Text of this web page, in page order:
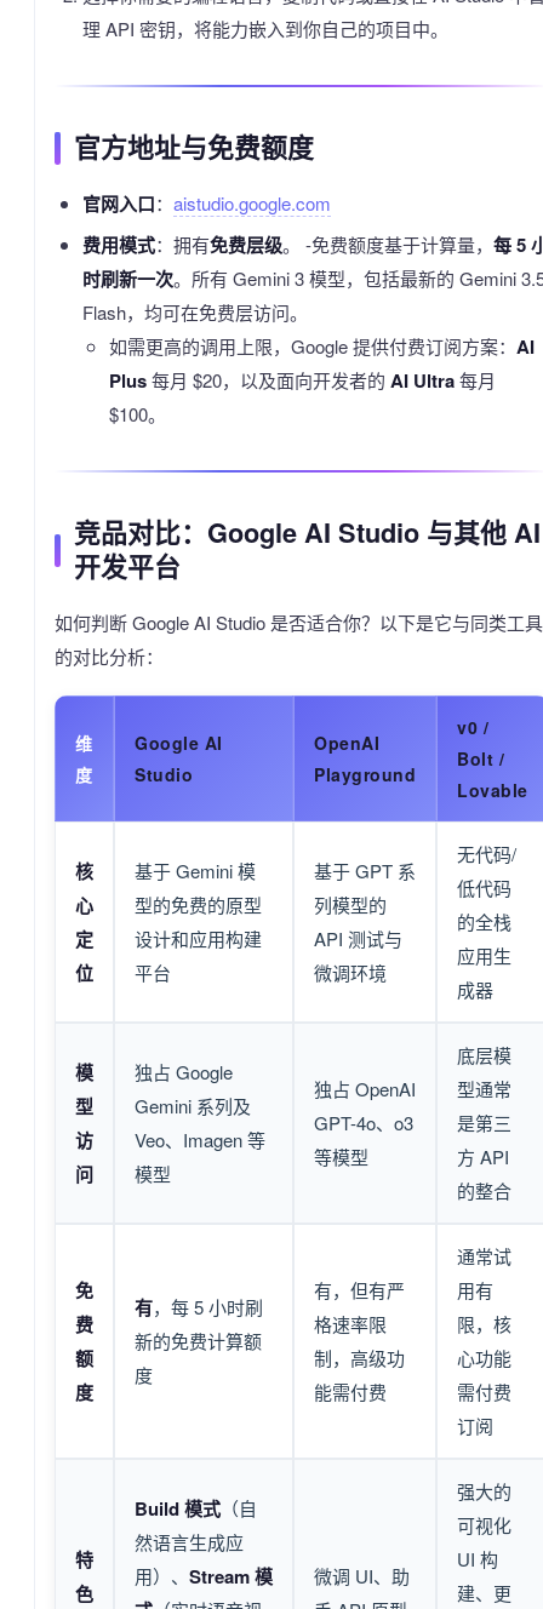
理 API 密钥，将能力嵌入到你自己的项目中。
官方地址与免费额度
官网入口： aistudio.google.com
费用模式：拥有免费层级。 -免费额度基于计算量， 每 5
时刷新一次。所有 Gemini 3 模型，包括最新的 Gemini
Flash，均可在免费层访问。
如需更高的调用上限，Google 提供付费订阅方案： AI
Plus每月 $20，以及面向开发者的 AI Ultra每月
$100。
竞品对比：Google AI Studio 与其他 AI
开发平台
如何判断 Google AI Studio 是否适合你？以下是它与同类工具
的对比分析：
维
度
Google AI
Studio
OpenAI
Playground
v0 /
Bolt /
Lovable
核
心
定
位
基于 Gemini 模
型的免费的原型
设计和应用构建
平台
基于 GPT 系
列模型的
API 测试与
微调环境
无代码/
低代码
的全栈
应用生
成器
模
型
访
问
独占 Google
Gemini 系列及
Veo、Imagen 等
模型
独占 OpenAI
GPT-4o、o3
等模型
底层模
型通常
是第三
方 API
的整合
免
费
额
度
有，每 5 小时刷
新的免费计算额
度
有，但有严
格速率限
制，高级功
能需付费
通常试
用有
限，核
心功能
需付费
订阅
特
色
Build 模式 （自
然语言生成应
用）、 Stream 模
微调 UI、助
强大的
可视化
UI 构
建、更